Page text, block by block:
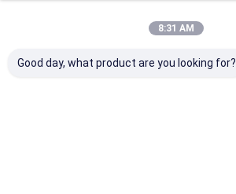
광섬유 커넥터
8:31 AM
Good day, what product are you looking for?